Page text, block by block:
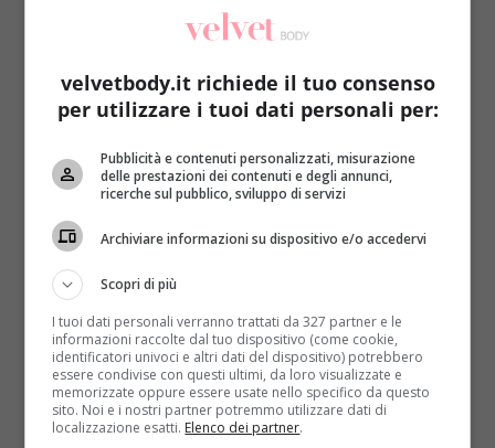
Bellezza
Depilazione parti intime a casa: consigli per
una pelle liscia
Redazione 12 Settembre 2014
Il desiderio di una pelle liscia e in ordine è comune a
tutte le donne e le...
Read More
velvetbody.it richiede il tuo consenso
per utilizzare i tuoi dati personali per:
Pubblicità e contenuti personalizzati, misurazione
delle prestazioni dei contenuti e degli annunci,
ricerche sul pubblico, sviluppo di servizi
Archiviare informazioni su dispositivo e/o accedervi
Scopri di più
I tuoi dati personali verranno trattati da 327 partner e le
informazioni raccolte dal tuo dispositivo (come cookie,
identificatori univoci e altri dati del dispositivo) potrebbero
essere condivise con questi ultimi, da loro visualizzate e
memorizzate oppure essere usate nello specifico da questo
sito. Noi e i nostri partner potremmo utilizzare dati di
localizzazione esatti. Elenco dei partner.